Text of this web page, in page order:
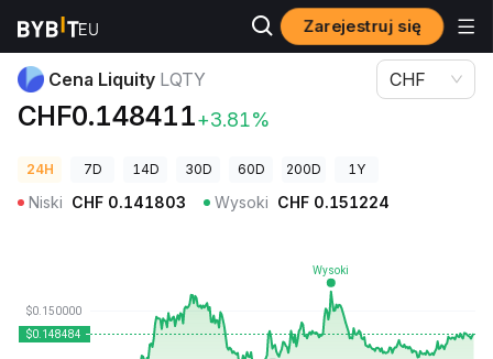
Zarejestruj się
Ceny kryptowalut Cena Liquity LQTY
Cena Liquity LQTY
CHF0.148411+3.81%
CHF
24H 7D 14D 30D 60D 200D 1Y
Niski CHF 0.141803 Wysoki CHF 0.151224